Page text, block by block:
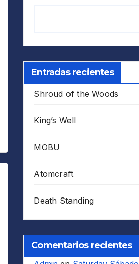
Entradas recientes
Shroud of the Woods
King’s Well
MOBU
Atomcraft
Death Standing
Comentarios recientes